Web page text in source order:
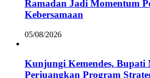
Ramadan Jadi Momentum
Kebersamaan
05/08/2026
Kunjungi Kemendes, Bupati
Perjuangkan Program